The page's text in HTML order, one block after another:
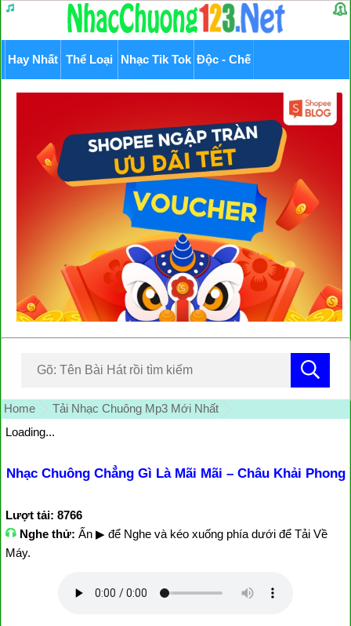
Hay Nhất Thể Loại Nhạc Tik Tok Độc - Chế
Home
Tải Nhạc Chuông Mp3 Mới Nhất
Loading...
Nhạc Chuông Chẳng Gì Là Mãi Mãi – Châu Khải Phong
Lượt tải: 8766
Nghe thử: Ấn ▶ để Nghe và kéo xuống phía dưới để Tải Về
Máy.